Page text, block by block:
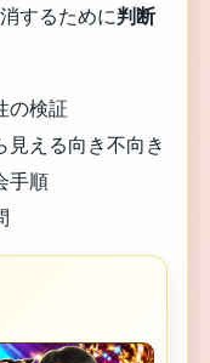
するために判断
の検証
見える向き不向き
手順